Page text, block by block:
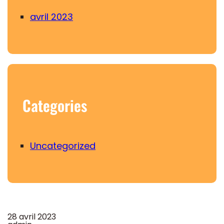
avril 2023
Categories
Uncategorized
28 avril 2023